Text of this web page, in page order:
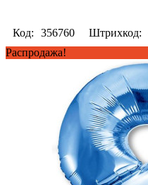
Код: 356760 Штрихкод:
Распродажа!